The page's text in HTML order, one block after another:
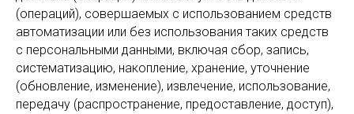
(операций), совершаемых с использованием средств
автоматизации или без использования таких средств
с персональными данными, включая сбор, запись,
систематизацию, накопление, хранение, уточнение
(обновление, изменение), извлечение, использование,
передачу (распространение, предоставление, доступ),